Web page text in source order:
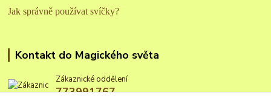
Jak správně používat svíčky?
Kontakt do Magického světa
Zákaznické oddělení
773991767